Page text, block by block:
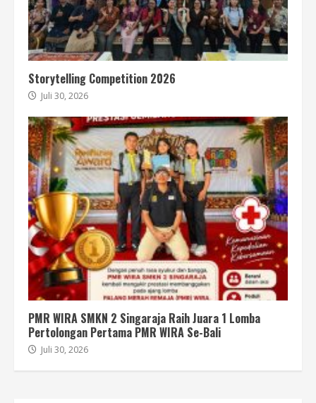
Storytelling Competition 2026
Juli 30, 2026
PMR WIRA SMKN 2 Singaraja Raih Juara 1 Lomba
Pertolongan Pertama PMR WIRA Se-Bali
Juli 30, 2026